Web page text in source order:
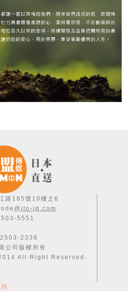
路185號10樓之6
@jto-jp.com
5551
2338
公司版權所有
All Right Reserved.